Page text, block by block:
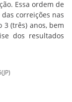
Essa ordem de
correições nas
(três) anos, bem
dos resultados